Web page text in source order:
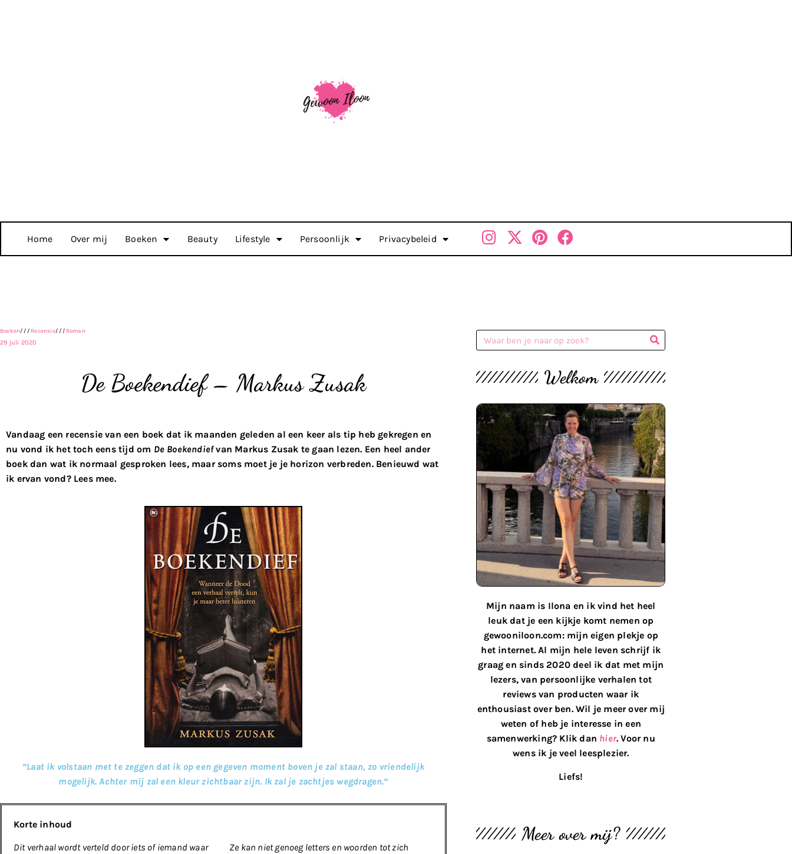
Home Over mij Boeken Beauty Lifestyle Persoonlijk Privacybeleid
Boeken/// Recensie/// Roman
29 juli 2020
De Boekendief – Markus Zusak
Vandaag een recensie van een boek dat ik maanden geleden al een keer als tip heb gekregen en
nu vond ik het toch eens tijd om De Boekendiefvan Markus Zusak te gaan lezen. Een heel ander
boek dan wat ik normaal gesproken lees, maar soms moet je je horizon verbreden. Benieuwd wat
ik ervan vond? Lees mee.
“Laat ik volstaan met te zeggen dat ik op een gegeven moment boven je zal staan, zo vriendelijk
mogelijk. Achter mij zal een kleur zichtbaar zijn. Ik zal je zachtjes wegdragen.“
Korte inhoud
Dit verhaal wordt verteld door iets of iemand waar
Ze kan niet genoeg letters en woorden tot zich
Welkom
Mijn naam is Ilona en ik vind het heel
leuk dat je een kijkje komt nemen op
gewooniloon.com: mijn eigen plekje op
het internet. Al mijn hele leven schrijf ik
graag en sinds 2020 deel ik dat met mijn
lezers, van persoonlijke verhalen tot
reviews van producten waar ik
enthousiast over ben. Wil je meer over mij
weten of heb je interesse in een
samenwerking? Klik dan hier. Voor nu
wens ik je veel leesplezier.
Liefs!
Meer over mij?